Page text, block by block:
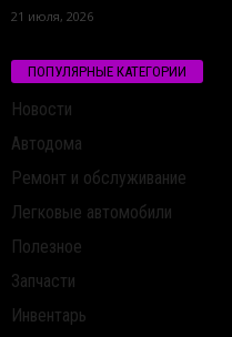
21 июля, 2026
ПОПУЛЯРНЫЕ КАТЕГОРИИ
Новости
Автодома
Ремонт и обслуживание
Легковые автомобили
Полезное
Запчасти
Инвентарь